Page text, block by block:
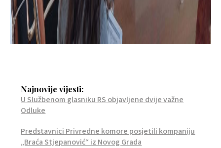
Najnovije vijesti:
U Službenom glasniku RS objavljene dvije važne
Odluke
Predstavnici Privredne komore posjetili kompaniju
„Braća Stjepanović“ iz Novog Grada